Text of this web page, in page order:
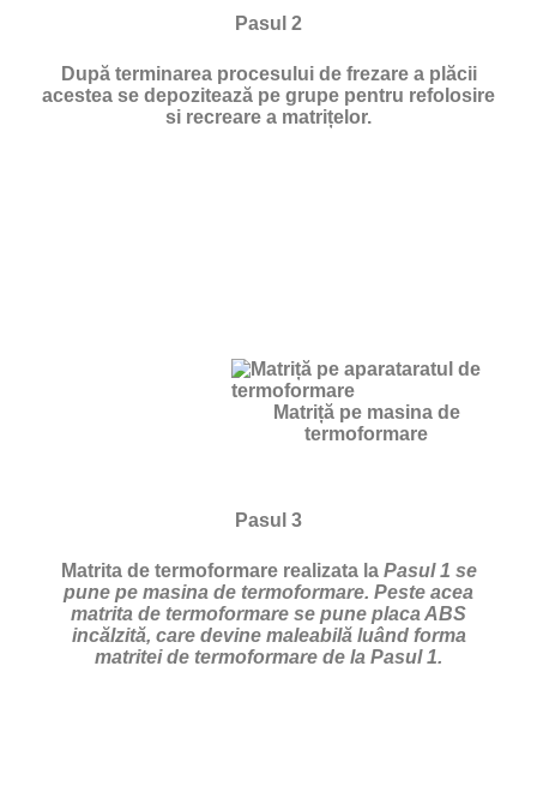
Pasul 2
După terminarea procesului de frezare a plăcii
acestea se depozitează pe grupe pentru refolosire
si recreare a matrițelor.
Matriță pe masina de
termoformare
Pasul 3
Matrita de termoformare realizata la Pasul 1 se
pune pe masina de termoformare. Peste acea
matrita de termoformare se pune placa ABS
incălzită, care devine maleabilă luând forma
matritei de termoformare de la Pasul 1.